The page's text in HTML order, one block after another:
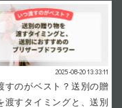
2025-08-20 13:33:11
すのがベスト？送別の贈
渡すタイミングと、送別